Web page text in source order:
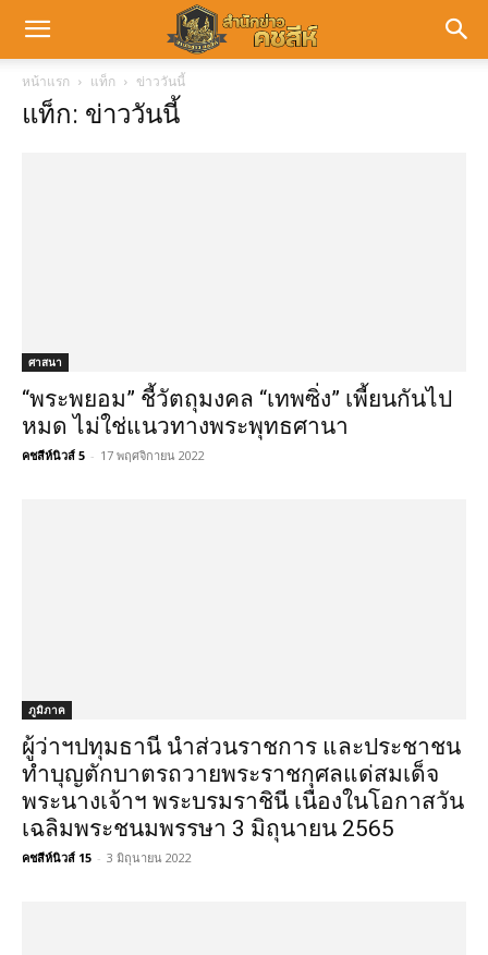
หน้าแรก แท็ก ข่าววันนี้
แท็ก: ข่าววันนี้
ศาสนา
“พระพยอม” ชี้วัตถุมงคล “เทพซิ่ง” เพี้ยนกันไป
หมด ไม่ใช่แนวทางพระพุทธศานา
คชสีห์นิวส์ 5 - 17 พฤศจิกายน 2022
ภูมิภาค
ผู้ว่าฯปทุมธานี นำส่วนราชการ และประชาชน
ทำบุญตักบาตรถวายพระราชกุศลแด่สมเด็จ
พระนางเจ้าฯ พระบรมราชินี เนื่องในโอกาสวัน
เฉลิมพระชนมพรรษา 3 มิถุนายน 2565
คชสีห์นิวส์ 15 - 3 มิถุนายน 2022